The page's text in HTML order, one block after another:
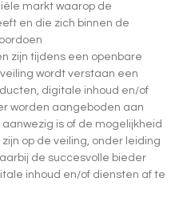
markt waarop de
en die zich binnen de
zijn tijdens een openbare
wordt verstaan een
digitale inhoud en/of
worden aangeboden aan
is of de mogelijkheid
op de veiling, onder leiding
de succesvolle bieder
inhoud en/of diensten af te